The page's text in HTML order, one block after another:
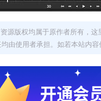
源版权均属于原作者所有，
由使用者承担。如若本站内